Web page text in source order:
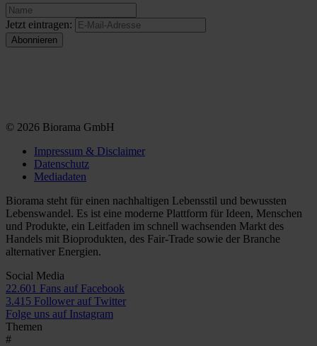
Jetzt eintragen:
© 2026 Biorama GmbH
Impressum & Disclaimer
Datenschutz
Mediadaten
Biorama steht für einen nachhaltigen Lebensstil und bewussten
Lebenswandel. Es ist eine moderne Plattform für Ideen, Menschen
und Produkte, ein Leitfaden im schnell wachsenden Markt des
Handels mit Bioprodukten, des Fair-Trade sowie der Branche
alternativer Energien.
Social Media
22.601 Fans auf Facebook
3.415 Follower auf Twitter
Folge uns auf Instagram
Themen
#